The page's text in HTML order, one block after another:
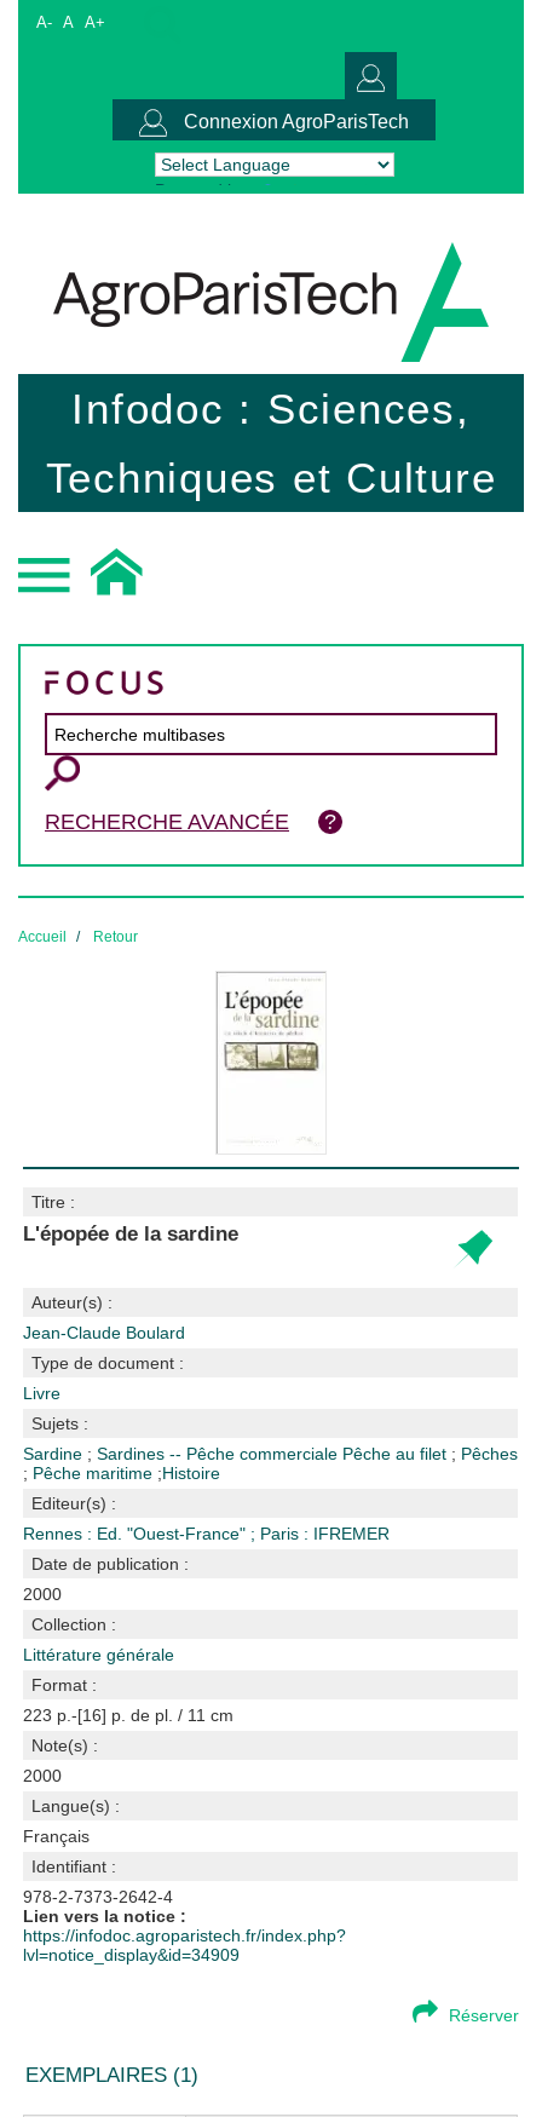
A- A A+
Connexion AgroParisTech
Powered by Translate
Infodoc : Sciences,
Techniques et Culture
RECHERCHE AVANCÉE
Accueil Retour
Titre :
L'épopée de la sardine
Auteur(s) :
Jean-Claude Boulard
Type de document :
Livre
Sujets :
Sardine ;Sardines -- Pêche commerciale Pêche au filet ; Pêches
; Pêche maritime ;Histoire
Editeur(s) :
Rennes : Ed. "Ouest-France" ; Paris : IFREMER
Date de publication :
2000
Collection :
Littérature générale
Format :
223 p.-[16] p. de pl. / 11 cm
Note(s) :
2000
Langue(s) :
Français
Identifiant :
978-2-7373-2642-4
Lien vers la notice :
https://infodoc.agroparistech.fr/index.php?
lvl=notice_display&id=34909
Réserver
EXEMPLAIRES (1)